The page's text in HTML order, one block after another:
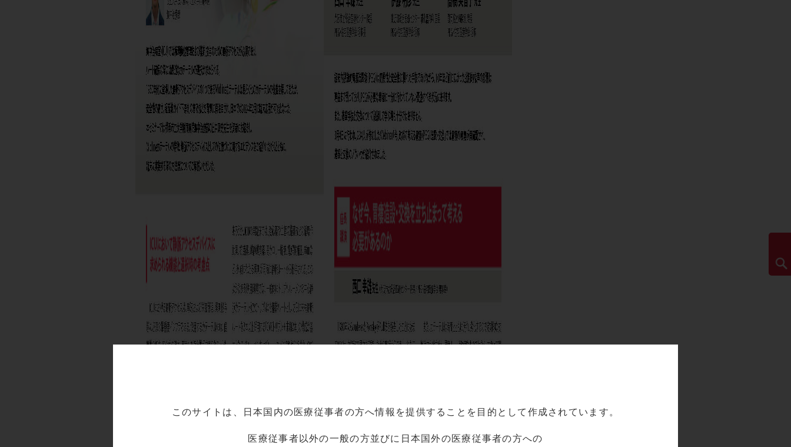
このサイトは、日本国内の医療従事者の方へ情報を提供することを目的として作成されています。
医療従事者以外の一般の方並びに 日本国外の医療従事者の方への